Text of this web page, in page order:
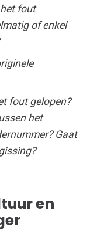
het fout
of enkel
fout gelopen?
het
Gaat
en